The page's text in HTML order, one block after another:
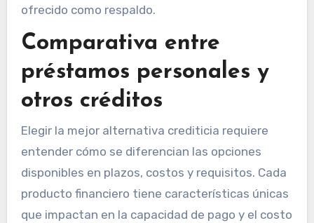
ofrecido como respaldo.
Comparativa entre
préstamos personales y
otros créditos
Elegir la mejor alternativa crediticia requiere
entender cómo se diferencian las opciones
disponibles en plazos, costos y requisitos. Cada
producto financiero tiene características únicas
que impactan en la capacidad de pago y el costo